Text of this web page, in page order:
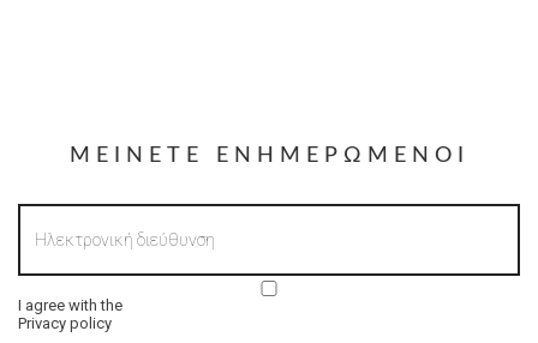
ΜΕΊΝΕΤΕ ΕΝΗΜΕΡΩΜΈΝΟΙ
I agree with the
Privacy policy